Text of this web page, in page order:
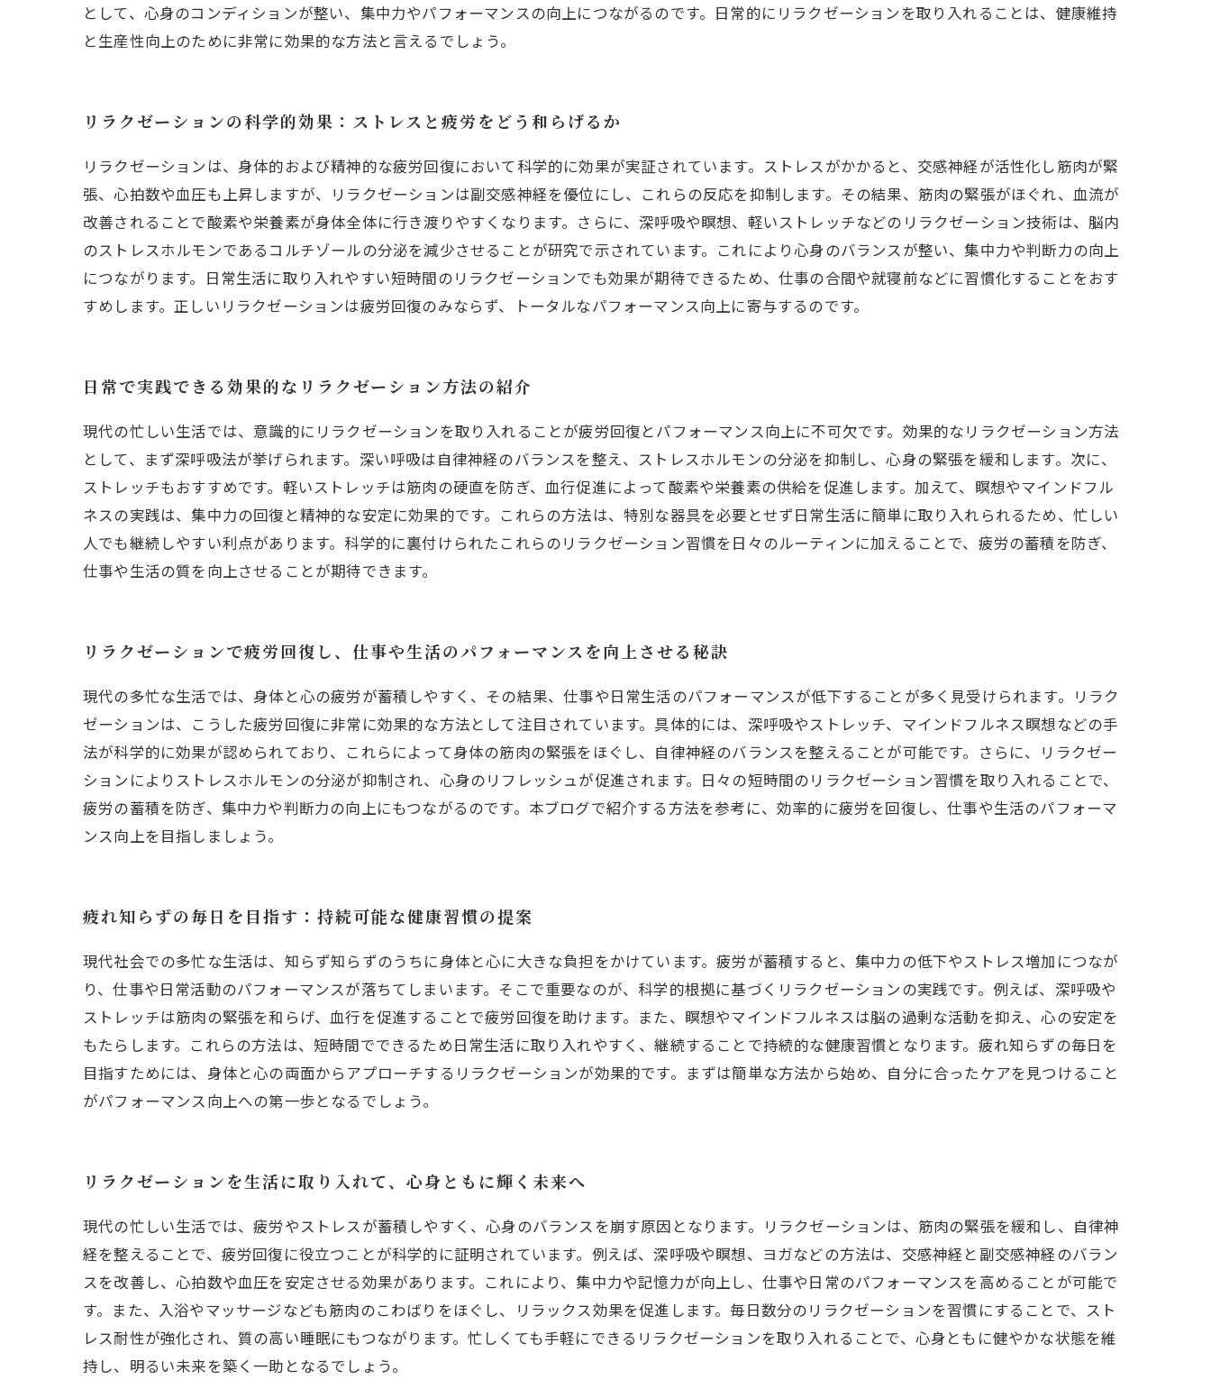
として、心身のコンディションが整い、集中力やパフォーマンスの向上につながるのです。日常的にリラクゼーションを取り入れることは、健康維持
と生産性向上のために非常に効果的な方法と言えるでしょう。
リラクゼーションの科学的効果：ストレスと疲労をどう和らげるか
リラクゼーションは、身体的および精神的な疲労回復において科学的に効果が実証されています。ストレスがかかると、交感神経が活性化し筋肉が緊
張、心拍数や血圧も上昇しますが、リラクゼーションは副交感神経を優位にし、これらの反応を抑制します。その結果、筋肉の緊張がほぐれ、血流が
改善されることで酸素や栄養素が身体全体に行き渡りやすくなります。さらに、深呼吸や瞑想、軽いストレッチなどのリラクゼーション技術は、脳内
のストレスホルモンであるコルチゾールの分泌を減少させることが研究で示されています。これにより心身のバランスが整い、集中力や判断力の向上
につながります。日常生活に取り入れやすい短時間のリラクゼーションでも効果が期待できるため、仕事の合間や就寝前などに習慣化することをおす
すめします。正しいリラクゼーションは疲労回復のみならず、トータルなパフォーマンス向上に寄与するのです。
日常で実践できる効果的なリラクゼーション方法の紹介
現代の忙しい生活では、意識的にリラクゼーションを取り入れることが疲労回復とパフォーマンス向上に不可欠です。効果的なリラクゼーション方法
として、まず深呼吸法が挙げられます。深い呼吸は自律神経のバランスを整え、ストレスホルモンの分泌を抑制し、心身の緊張を緩和します。次に、
ストレッチもおすすめです。軽いストレッチは筋肉の硬直を防ぎ、血行促進によって酸素や栄養素の供給を促進します。加えて、瞑想やマインドフル
ネスの実践は、集中力の回復と精神的な安定に効果的です。これらの方法は、特別な器具を必要とせず日常生活に簡単に取り入れられるため、忙しい
人でも継続しやすい利点があります。科学的に裏付けられたこれらのリラクゼーション習慣を日々のルーティンに加えることで、疲労の蓄積を防ぎ、
仕事や生活の質を向上させることが期待できます。
リラクゼーションで疲労回復し、仕事や生活のパフォーマンスを向上させる秘訣
現代の多忙な生活では、身体と心の疲労が蓄積しやすく、その結果、仕事や日常生活のパフォーマンスが低下することが多く見受けられます。リラク
ゼーションは、こうした疲労回復に非常に効果的な方法として注目されています。具体的には、深呼吸やストレッチ、マインドフルネス瞑想などの手
法が科学的に効果が認められており、これらによって身体の筋肉の緊張をほぐし、自律神経のバランスを整えることが可能です。さらに、リラクゼー
ションによりストレスホルモンの分泌が抑制され、心身のリフレッシュが促進されます。日々の短時間のリラクゼーション習慣を取り入れることで、
疲労の蓄積を防ぎ、集中力や判断力の向上にもつながるのです。本ブログで紹介する方法を参考に、効率的に疲労を回復し、仕事や生活のパフォーマ
ンス向上を目指しましょう。
疲れ知らずの毎日を目指す：持続可能な健康習慣の提案
現代社会での多忙な生活は、知らず知らずのうちに身体と心に大きな負担をかけています。疲労が蓄積すると、集中力の低下やストレス増加につなが
り、仕事や日常活動のパフォーマンスが落ちてしまいます。そこで重要なのが、科学的根拠に基づくリラクゼーションの実践です。例えば、深呼吸や
ストレッチは筋肉の緊張を和らげ、血行を促進することで疲労回復を助けます。また、瞑想やマインドフルネスは脳の過剰な活動を抑え、心の安定を
もたらします。これらの方法は、短時間でできるため日常生活に取り入れやすく、継続することで持続的な健康習慣となります。疲れ知らずの毎日を
目指すためには、身体と心の両面からアプローチするリラクゼーションが効果的です。まずは簡単な方法から始め、自分に合ったケアを見つけること
がパフォーマンス向上への第一歩となるでしょう。
リラクゼーションを生活に取り入れて、心身ともに輝く未来へ
現代の忙しい生活では、疲労やストレスが蓄積しやすく、心身のバランスを崩す原因となります。リラクゼーションは、筋肉の緊張を緩和し、自律神
経を整えることで、疲労回復に役立つことが科学的に証明されています。例えば、深呼吸や瞑想、ヨガなどの方法は、交感神経と副交感神経のバラン
スを改善し、心拍数や血圧を安定させる効果があります。これにより、集中力や記憶力が向上し、仕事や日常のパフォーマンスを高めることが可能で
す。また、入浴やマッサージなども筋肉のこわばりをほぐし、リラックス効果を促進します。毎日数分のリラクゼーションを習慣にすることで、スト
レス耐性が強化され、質の高い睡眠にもつながります。忙しくても手軽にできるリラクゼーションを取り入れることで、心身ともに健やかな状態を維
持し、明るい未来を築く一助となるでしょう。